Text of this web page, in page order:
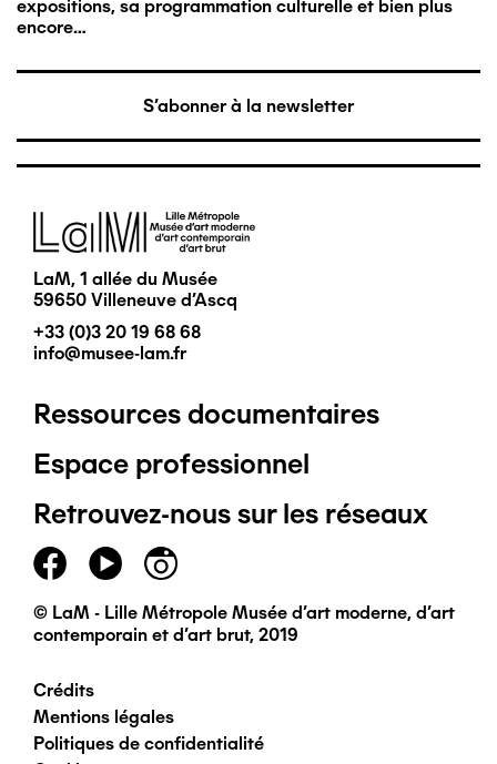
expositions, sa programmation culturelle et bien plus
encore…
S'abonner à la newsletter
Image
LaM, 1 allée du Musée
59650 Villeneuve d'Ascq
+33 (0)3 20 19 68 68
info@musee-lam.fr
Pied
de
page
principal
Ressources documentaires
Espace professionnel
Retrouvez-nous sur les réseaux
© LaM - Lille Métropole Musée d'art moderne, d'art
contemporain et d'art brut, 2019
Pied
Crédits
Mentions légales
Politiques de confidentialité